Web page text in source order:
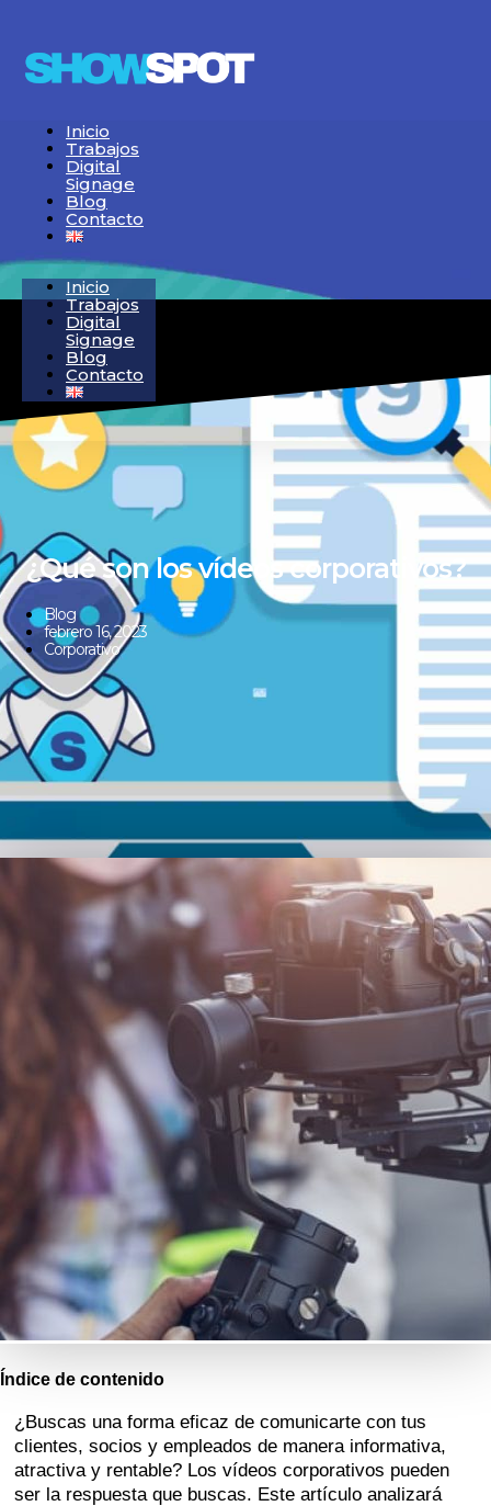
Inicio
Trabajos
Digital
Signage
Blog
Contacto
Inicio
Trabajos
Digital
Signage
Blog
Contacto
¿Qué son los vídeos corporativos?
Blog
febrero 16, 2023
Corporativo
Índice de contenido
¿Buscas una forma eficaz de comunicarte con tus
clientes, socios y empleados de manera informativa,
atractiva y rentable? Los vídeos corporativos pueden
ser la respuesta que buscas. Este artículo analizará